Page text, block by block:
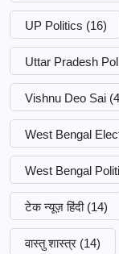
UP Politics (16)
Uttar Pradesh
Vishnu Deo Sai
West Bengal
West Bengal
टेक न्यूज़ हिंदी (14)
वास्तु शास्त्र (14)